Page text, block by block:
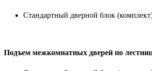
Стандартный дверной блок
Подъем межкомнатных дверей по